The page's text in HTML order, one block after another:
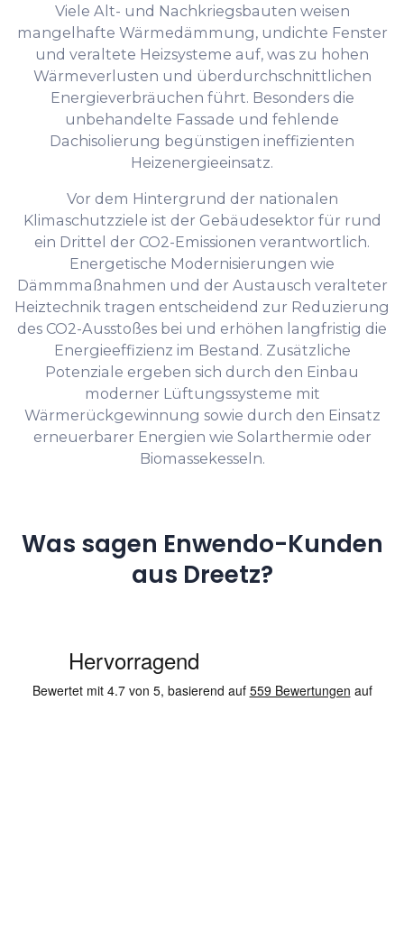
Viele Alt- und Nachkriegsbauten weisen
mangelhafte Wärmedämmung, undichte Fenster
und veraltete Heizsysteme auf, was zu hohen
Wärmeverlusten und überdurchschnittlichen
Energieverbräuchen führt. Besonders die
unbehandelte Fassade und fehlende
Dachisolierung begünstigen ineffizienten
Heizenergieeinsatz.
Vor dem Hintergrund der nationalen
Klimaschutzziele ist der Gebäudesektor für rund
ein Drittel der CO2-Emissionen verantwortlich.
Energetische Modernisierungen wie
Dämmmaßnahmen und der Austausch veralteter
Heiztechnik tragen entscheidend zur Reduzierung
des CO2-Ausstoßes bei und erhöhen langfristig die
Energieeffizienz im Bestand. Zusätzliche
Potenziale ergeben sich durch den Einbau
moderner Lüftungssysteme mit
Wärmerückgewinnung sowie durch den Einsatz
erneuerbarer Energien wie Solarthermie oder
Biomassekesseln.
Was sagen Enwendo-Kunden
aus Dreetz?